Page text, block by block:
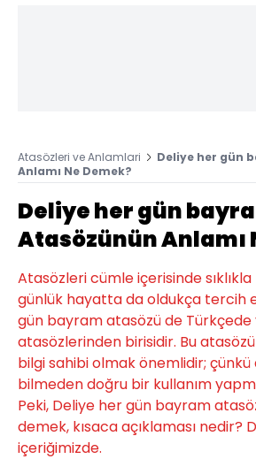
Atasözleri ve Anlamlari
Deliye her gün
Anlamı Ne Demek?
Deliye her gün
Atasözünün Anlamı
Atasözleri cümle içerisinde sıklıkla
günlük hayatta da oldukça tercih
gün bayram atasözü de Türkçede
atasözlerinden birisidir. Bu
bilgi sahibi olmak önemlidir; çünkü
bilmeden doğru bir kullanım
Peki, Deliye her gün bayram
demek, kısaca açıklaması nedir?
içeriğimizde.